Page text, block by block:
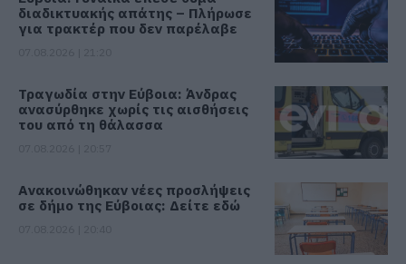
διαδικτυακής απάτης – Πλήρωσε
για τρακτέρ που δεν παρέλαβε
Τραγωδία στην Εύβοια: Άνδρας
ανασύρθηκε χωρίς τις αισθήσεις
του από τη θάλασσα
Ανακοινώθηκαν νέες προσλήψεις
σε δήμο της Εύβοιας: Δείτε εδώ